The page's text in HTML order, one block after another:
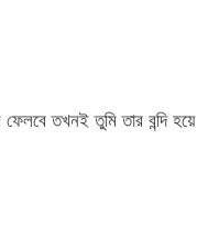
তখনই তুমি তার বন্দি হয়ে